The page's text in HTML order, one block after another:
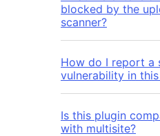
blocked by the
scanner?
How do I report a
vulnerability in
Is this plugin
with multisite?